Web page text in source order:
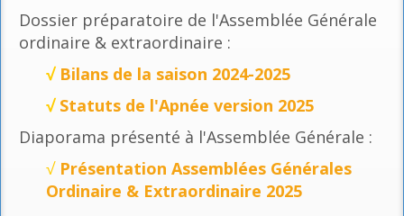
Dossier préparatoire de l'Assemblée Générale
ordinaire & extraordinaire :
√ Bilans de la saison 2024-2025
√ Statuts de l'Apnée version 2025
Diaporama présenté à l'Assemblée Générale :
√ Présentation Assemblées Générales
Ordinaire & Extraordinaire 2025